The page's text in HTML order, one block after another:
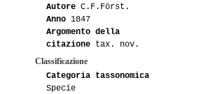
Autore C.F.Först.
Anno 1847
Argomento della
citazione tax. nov.
Classificazione
Categoria tassonomica
Specie